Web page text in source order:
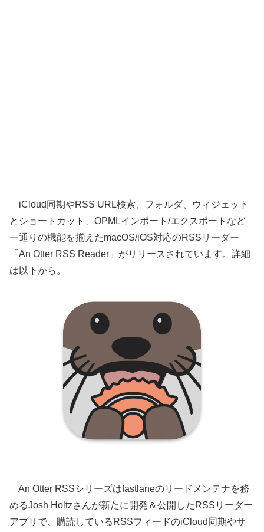
iCloud同期やRSS URL検索、フォルダ、ウィジェット
とショートカット、OPMLインポート/エクスポートなど
一通りの機能を揃えたmacOS/iOS対応のRSSリーダー
「An Otter RSS Reader」がリリースされています。詳細
は以下から。
An Otter RSSシリーズはfastlaneのリードメンテナを務
めるJosh Holtzさんが新たに開発＆公開したRSSリーダー
アプリで、購読しているRSSフィードのiCloud同期やサ